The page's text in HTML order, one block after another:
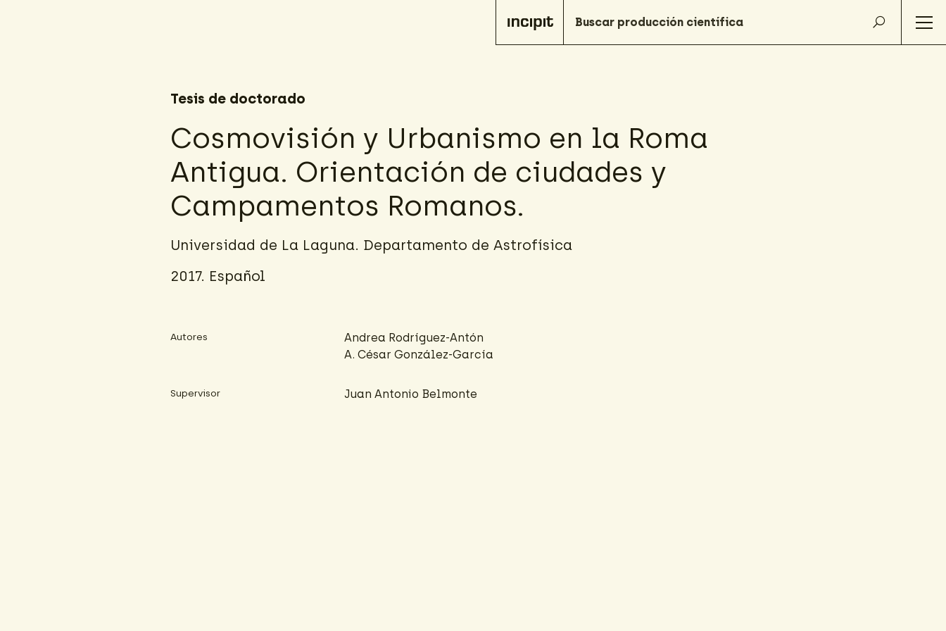
Tesis de doctorado
Cosmovisión y Urbanismo en la Roma
Antigua. Orientación de ciudades y
Campamentos Romanos.
Universidad de La Laguna. Departamento de Astrofísica
2017. Español
Autores
Andrea Rodríguez-Antón
A. César González-García
Supervisor Juan Antonio Belmonte